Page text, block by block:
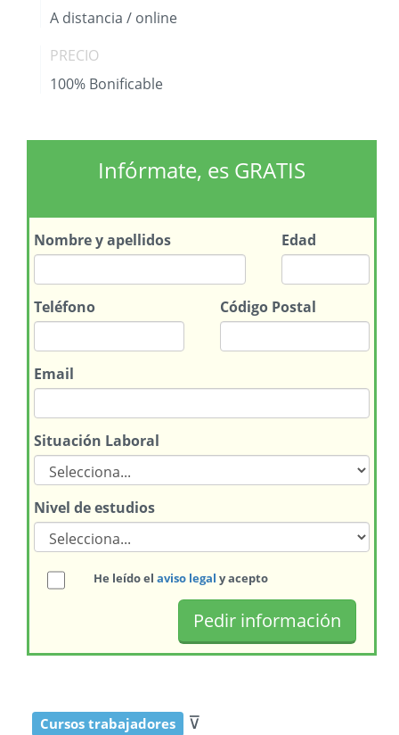
A distancia / online
PRECIO
100% Bonificable
Infórmate, es GRATIS
Nombrey apellidos Edad
Teléfono Código Postal
Email
Situación Laboral
Nivel de estudios
He leído el aviso legal y acepto
Cursos trabajadores ⊽